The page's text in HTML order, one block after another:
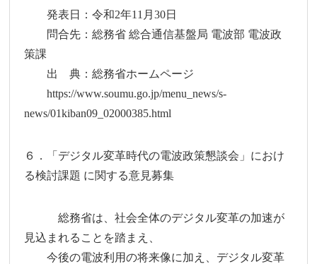
発表日：令和2年11月30日
問合先：総務省 総合通信基盤局 電波部 電波政
策課
出 典：総務省ホームページ
https://www.soumu.go.jp/menu_news/s-
news/01kiban09_02000385.html
６．「デジタル変革時代の電波政策懇談会」におけ
る検討課題 に関する意見募集
総務省は、社会全体のデジタル変革の加速が
見込まれることを踏まえ、
今後の電波利用の将来像に加え、デジタル変革